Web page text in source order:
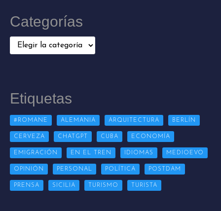
Categorías
Categorías
Etiquetas
#ROMANE ALEMANIA ARQUITECTURA BERLÍN
CERVEZA CHATGPT CUBA ECONOMÍA
EMIGRACIÓN EN EL TREN IDIOMAS MEDIOEVO
OPINIÓN PERSONAL POLÍTICA POSTDAM
PRENSA SICILIA TURISMO TURISTA